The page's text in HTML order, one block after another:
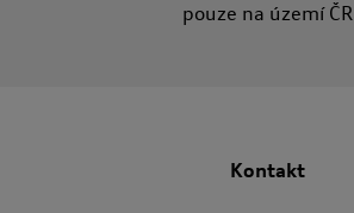
pouze na území ČR
Kontakt